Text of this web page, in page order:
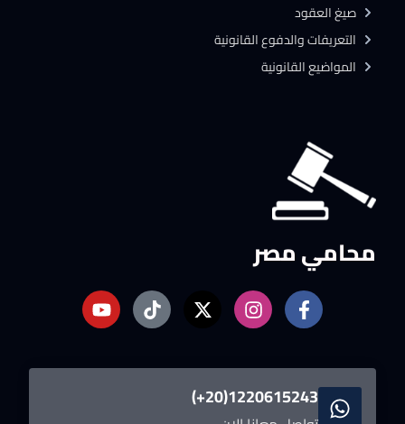
محامي مصر
1220615243(20+)
صيغ العقود
التعريفات والدفوع القانونية
المواضيع القانونية